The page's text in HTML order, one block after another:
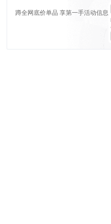
蹲全网底价单品 享第一手活动信息